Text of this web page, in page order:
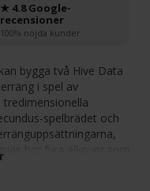
★ 4.8 Google-
recensioner
100% nöjda kunder
bygga två Hive Data
i spel av
spelbrädet och
har fyra alkover som
separat extra alkov.